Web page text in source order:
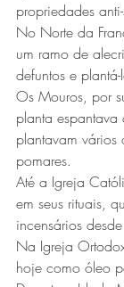
propriedades
No Norte da
um ramo de
defuntos e
Os Mouros, por
planta espantava
plantavam vários
pomares.
Até a Igreja
em seus rituais,
incensários
Na Igreja
hoje como óleo